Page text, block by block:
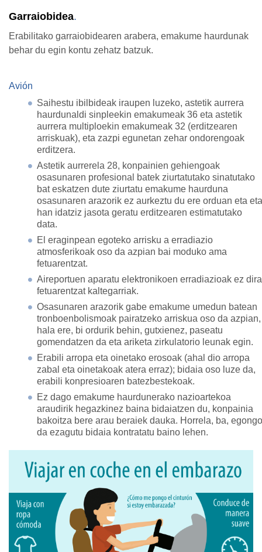
Garraiobidea.
Erabilitako garraiobidearen arabera, emakume haurdunak
behar du egin kontu zehatz batzuk.
Avión
Saihestu ibilbideak iraupen luzeko, astetik aurrera
haurdunaldi sinpleekin emakumeak 36 eta astetik
aurrera multiploekin emakumeak 32 (erditzearen
arriskuak), eta zazpi egunetan zehar ondorengoak
erditzera.
Astetik aurrerela 28, konpainien gehiengoak
osasunaren profesional batek ziurtatutako sinatutako
bat eskatzen dute ziurtatu emakume haurduna
osasunaren arazorik ez aurkeztu du ere orduan eta eta
han idatziz jasota geratu erditzearen estimatutako
data.
El eraginpean egoteko arrisku a erradiazio
atmosferikoak oso da azpian bai moduko ama
fetuarentzat.
Aireportuen aparatu elektronikoen erradiazioak ez dira
fetuarentzat kaltegarriak.
Osasunaren arazorik gabe emakume umedun batean
tronboenbolismoak pairatzeko arriskua oso da azpian,
hala ere, bi ordurik behin, gutxienez, paseatu
gomendatzen da eta ariketa zirkulatorio leunak egin.
Erabili arropa eta oinetako erosoak (ahal dio arropa
zabal eta oinetakoak atera erraz); bidaia oso luze da,
erabili konpresioaren batezbestekoak.
Ez dago emakume haurdunerako nazioartekoa
araudirik hegazkinez baina bidaiatzen du, konpainia
bakoitza bere arau beraiek dauka. Horrela, ba, egongo
da ezagutu bidaia kontratatu baino lehen.